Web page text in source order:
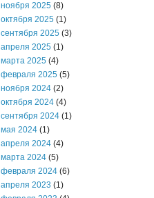
ноября 2025 (8)
октября 2025 (1)
сентября 2025 (3)
апреля 2025 (1)
марта 2025 (4)
февраля 2025 (5)
ноября 2024 (2)
октября 2024 (4)
сентября 2024 (1)
мая 2024 (1)
апреля 2024 (4)
марта 2024 (5)
февраля 2024 (6)
апреля 2023 (1)